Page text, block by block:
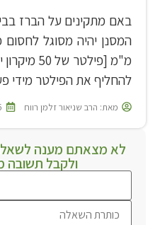
באם מתקינים על הברז
מ"מ
להחליף את הפילטר מידי
מאת: הרב שניאור זלמן רווח
לא מצאתם מענה
ולקבל תשובה